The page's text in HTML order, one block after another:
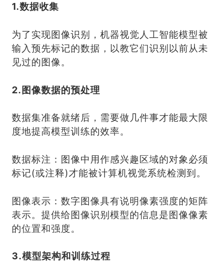
1.数据收集
为了实现图像识别，机器视觉人工智能模型被
输入预先标记的数据，以教它们识别以前从未
见过的图像。
2.图像数据的预处理
数据集准备就绪后，需要做几件事才能最大限
度地提高模型训练的效率。
数据标注：图像中用作感兴趣区域的对象必须
标记(或注释)才能被计算机视觉系统检测到。
图像表示：数字图像具有说明像素强度的矩阵
表示。提供给图像识别模型的信息是图像像素
的位置和强度。
3.模型架构和训练过程